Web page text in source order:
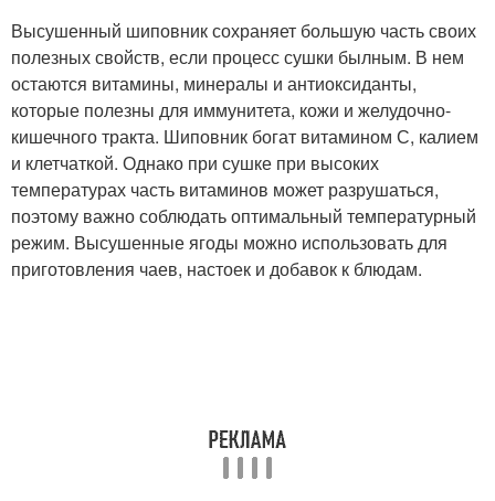
Высушенный шиповник сохраняет большую часть своих
полезных свойств, если процесс сушки былным. В нем
остаются витамины, минералы и антиоксиданты,
которые полезны для иммунитета, кожи и желудочно-
кишечного тракта. Шиповник богат витамином С, калием
и клетчаткой. Однако при сушке при высоких
температурах часть витаминов может разрушаться,
поэтому важно соблюдать оптимальный температурный
режим. Высушенные ягоды можно использовать для
приготовления чаев, настоек и добавок к блюдам.